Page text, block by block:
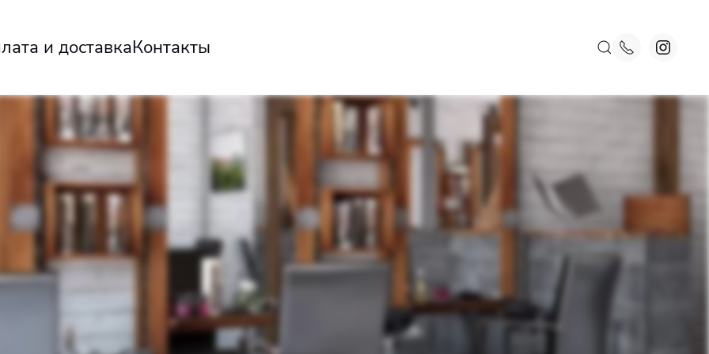
и доставкаКонтакты
салонов красоты